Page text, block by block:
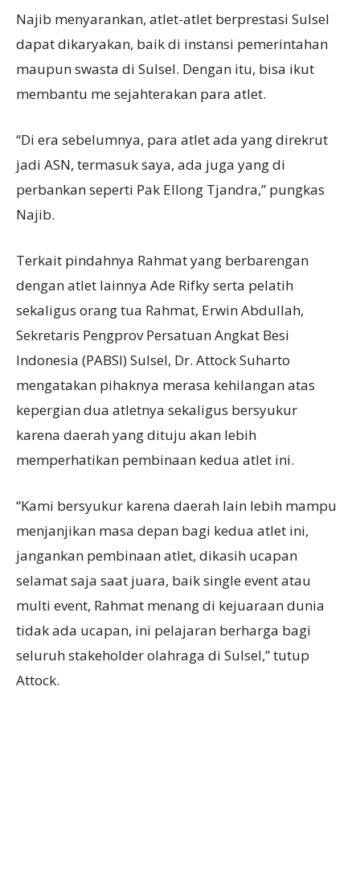
Najib menyarankan, atlet-atlet berprestasi Sulsel
dapat dikaryakan, baik di instansi pemerintahan
maupun swasta di Sulsel. Dengan itu, bisa ikut
membantu me sejahterakan para atlet.
“Di era sebelumnya, para atlet ada yang direkrut
jadi ASN, termasuk saya, ada juga yang di
perbankan seperti Pak Ellong Tjandra,” pungkas
Najib.
Terkait pindahnya Rahmat yang berbarengan
dengan atlet lainnya Ade Rifky serta pelatih
sekaligus orang tua Rahmat, Erwin Abdullah,
Sekretaris Pengprov Persatuan Angkat Besi
Indonesia (PABSI) Sulsel, Dr. Attock Suharto
mengatakan pihaknya merasa kehilangan atas
kepergian dua atletnya sekaligus bersyukur
karena daerah yang dituju akan lebih
memperhatikan pembinaan kedua atlet ini.
“Kami bersyukur karena daerah lain lebih mampu
menjanjikan masa depan bagi kedua atlet ini,
jangankan pembinaan atlet, dikasih ucapan
selamat saja saat juara, baik single event atau
multi event, Rahmat menang di kejuaraan dunia
tidak ada ucapan, ini pelajaran berharga bagi
seluruh stakeholder olahraga di Sulsel,” tutup
Attock.